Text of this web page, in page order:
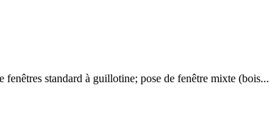
standard à guillotine; pose de fenêtre mixte (bois...